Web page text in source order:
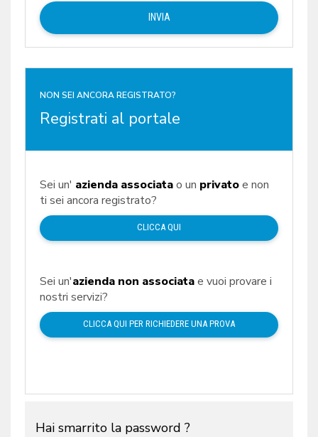
NON SEI ANCORA REGISTRATO?
Registrati al portale
Sei un' azienda associatao un privatoe non
ti sei ancora registrato?
CLICCA QUI
Sei un'azienda non associatae vuoi provare i
nostri servizi?
CLICCA QUI PER RICHIEDERE UNA PROVA
Hai smarrito la password ?